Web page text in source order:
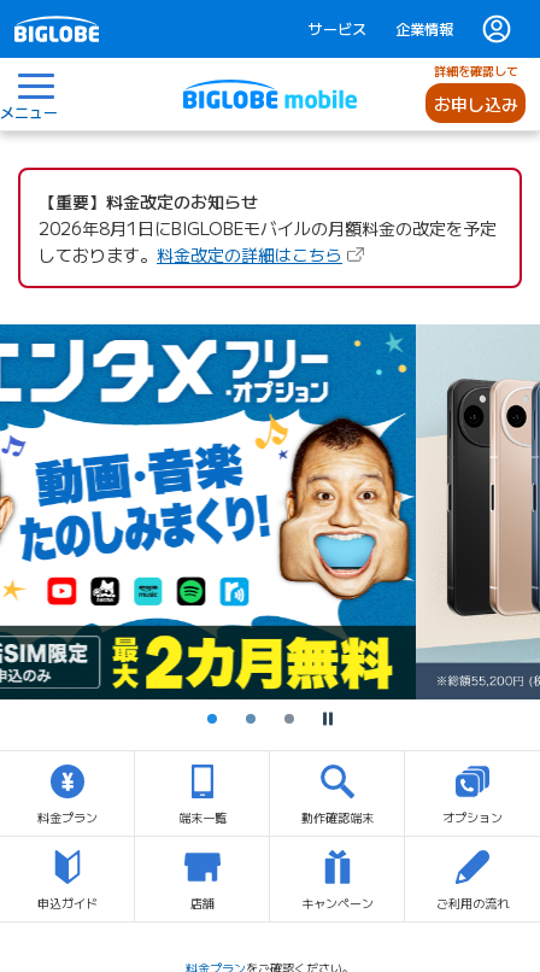
サービス 企業情報
メニュー
詳細を確認して
お申し込み
BIGLOBEモバイル
【重要】料金改定のお知らせ
2026年8月1日にBIGLOBEモバイルの月額料金の改定を予定
しております。 料金改定の詳細はこちら （新しいタブで開きます
停止
料金プラン 端末一覧 動作確認端末 オプション
申込ガイド 店舗 キャンペーン ご利用の流れ
料金プランをご確認ください。